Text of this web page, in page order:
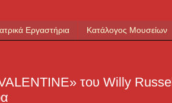
Εργαστήρια Κατάλογος Μουσείων
του Willy Russell